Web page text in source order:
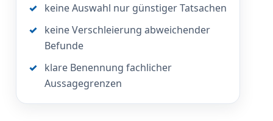
keine Auswahl nur günstiger Tatsachen
keine Verschleierung abweichender
Befunde
klare Benennung fachlicher
Aussagegrenzen